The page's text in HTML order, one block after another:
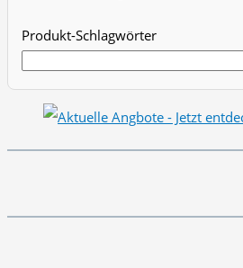
Produkt-Schlagwörter